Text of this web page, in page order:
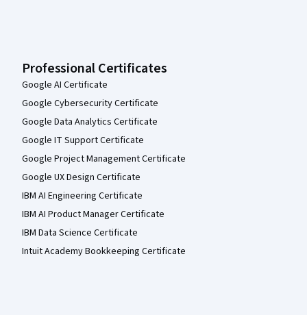
Professional Certificates
Google AI Certificate
Google Cybersecurity Certificate
Google Data Analytics Certificate
Google IT Support Certificate
Google Project Management Certificate
Google UX Design Certificate
IBM AI Engineering Certificate
IBM AI Product Manager Certificate
IBM Data Science Certificate
Intuit Academy Bookkeeping Certificate